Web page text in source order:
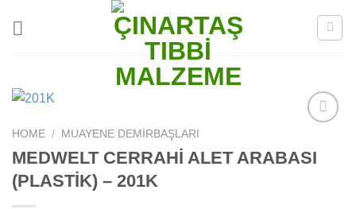
wishlist
HOME / MUAYENE DEMIRBAŞLARI
MEDWELT CERRAHİ ALET ARABASI
(PLASTİK) – 201K